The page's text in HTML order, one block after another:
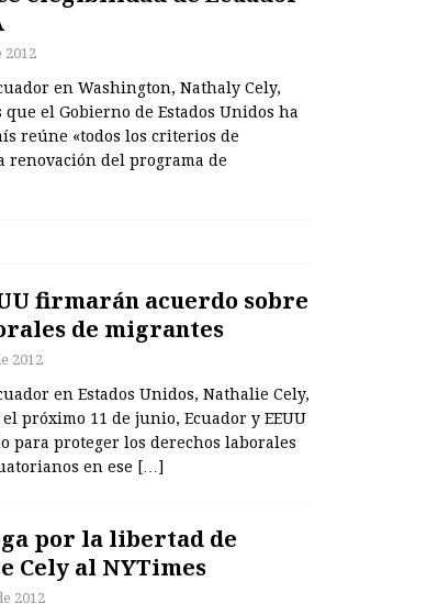
2012
en Washington, Nathaly Cely,
que el Gobierno de Estados Unidos ha
reúne «todos los criterios de
renovación del programa de
firmarán acuerdo sobre
de migrantes
2012
en Estados Unidos, Nathalie Cely,
próximo 11 de junio, Ecuador y EEUU
para proteger los derechos laborales
en ese […]
por la libertad de
Cely al NYTimes
2012